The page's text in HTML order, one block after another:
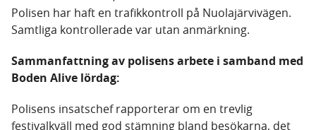
Polisen har haft en trafikkontroll på Nuolajärvivägen.
Samtliga kontrollerade var utan anmärkning.
Sammanfattning av polisens arbete i samband med
Boden Alive lördag:
Polisens insatschef rapporterar om en trevlig
festivalkväll med god stämning bland besökarna, det